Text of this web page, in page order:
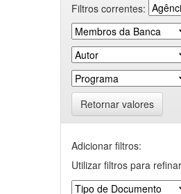
Filtros correntes:
Retornar valores
Adicionar filtros:
Utilizar filtros para